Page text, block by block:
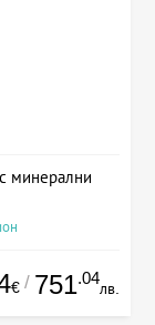
минерални
€ / 751.04
лв.